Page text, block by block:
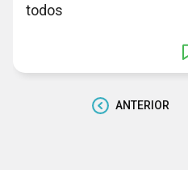
todos
ANTERIOR